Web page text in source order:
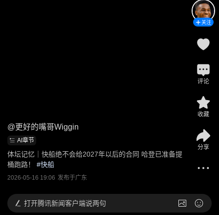
@更好的嘴哥Wiggin
AI章节
体坛记忆｜快船绝不会给2027年以后的合同 哈登已准备提
桶跑路！
#快船
2026-05-16 19:06 发布于广东
关注
评论
收藏
分享
打开腾讯新闻客户端说两句